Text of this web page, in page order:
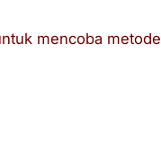
mencoba metode